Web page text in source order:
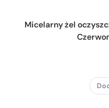
Micelarny żel